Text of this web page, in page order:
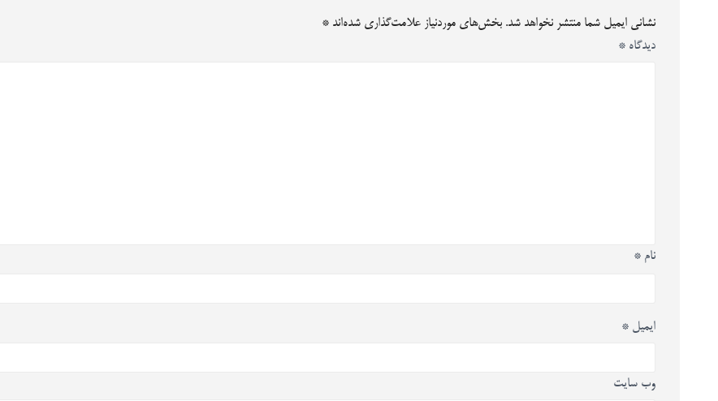
نشانی ایمیل شما منتشر نخواهد شد. بخش‌های موردنیاز علامت‌گذاری شده‌اند *
دیدگاه *
نام *
ایمیل *
وب‌ سایت